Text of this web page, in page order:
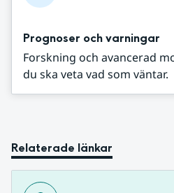
Prognoser och varningar
Forskning och avancerad
du ska veta vad som väntar.
Relaterade länkar